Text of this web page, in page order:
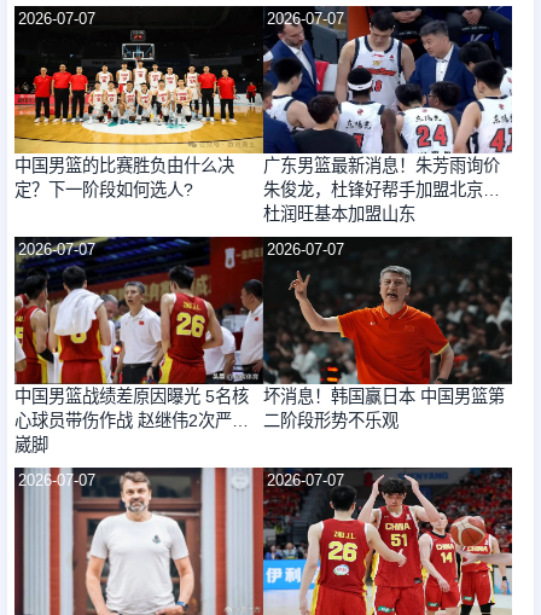
2026-07-07
中国男篮的比赛胜负由什么决
定？下一阶段如何选人?
2026-07-07
广东男篮最新消息！朱芳雨询价
朱俊龙，杜锋好帮手加盟北京，
杜润旺基本加盟山东
2026-07-07
中国男篮战绩差原因曝光 5名核
心球员带伤作战 赵继伟2次严重
崴脚
2026-07-07
坏消息！韩国赢日本 中国男篮第
二阶段形势不乐观
2026-07-07 2026-07-07